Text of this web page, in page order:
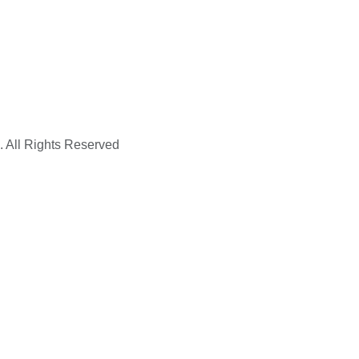
All Rights Reserved